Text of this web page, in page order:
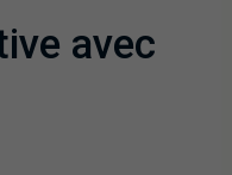
avec